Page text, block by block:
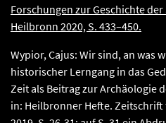
Forschungen zur Geschichte
Heilbronn 2020, S. 433–450.
Wypior, Cajus: Wir sind, an was
historischer Lerngang in das
Zeit als Beitrag zur Archäologie
in: Heilbronner Hefte.